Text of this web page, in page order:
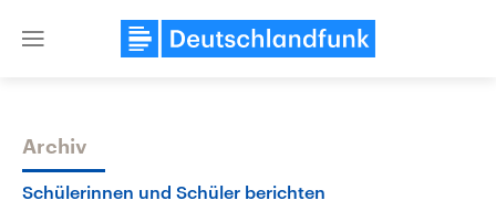
Close
Themen
Archiv
Schülerinnen und Schüler berichten